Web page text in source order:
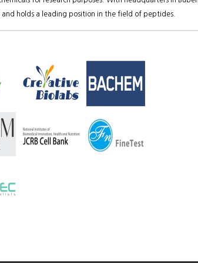
and holds a leading position in the field of peptides.